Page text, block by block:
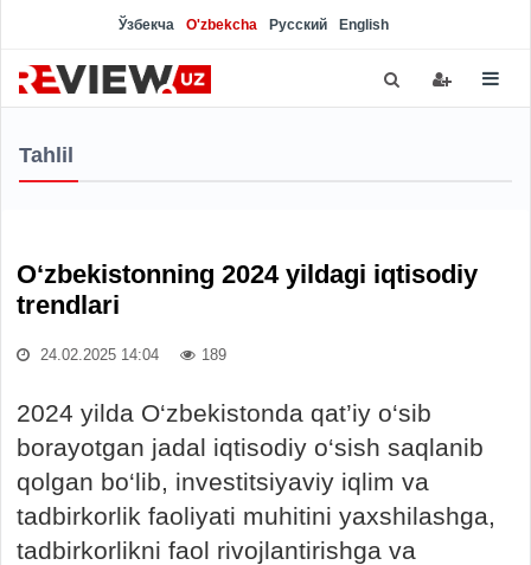
Ўзбекча O'zbekcha Русский English
Tahlil
O‘zbekistonning 2024 yildagi iqtisodiy
trendlari
24.02.2025 14:04 189
2024 yilda O‘zbekistonda qat’iy o‘sib
borayotgan jadal iqtisodiy o‘sish saqlanib
qolgan bo‘lib, investitsiyaviy iqlim va
tadbirkorlik faoliyati muhitini yaxshilashga,
tadbirkorlikni faol rivojlantirishga va